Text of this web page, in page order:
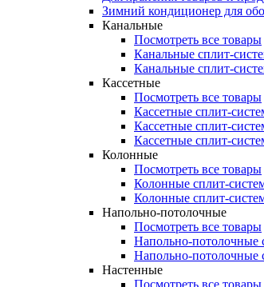
Зимний кондиционер для
Канальные
Посмотреть все товары
Канальные сплит-
Канальные сплит-
Кассетные
Посмотреть все товары
Кассетные сплит-
Кассетные сплит-
Кассетные сплит-
Колонные
Посмотреть все товары
Колонные сплит-
Колонные сплит-
Напольно-потолочные
Посмотреть все товары
Напольно-потолочные
Напольно-потолочные
Настенные
Посмотреть все товары